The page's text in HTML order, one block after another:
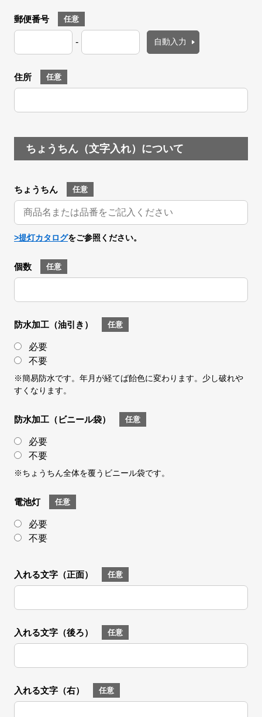
郵便番号 任意
-
住所 任意
ちょうちん（文字入れ）について
ちょうちん 任意
>提灯カタログをご参照ください。
個数 任意
防水加工 （油引き） 任意
必要
不要
※簡易防水です。年月が経てば飴色に変わります。少し破れや
すくなります。
防水加工 （ビニール袋） 任意
必要
不要
※ちょうちん全体を覆うビニール袋です。
電池灯 任意
必要
不要
入れる文字（正面） 任意
入れる文字（後ろ） 任意
入れる文字（右） 任意